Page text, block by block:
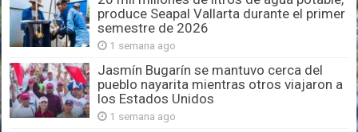
produce Seapal Vallarta durante el primer
semestre de 2026
1 semana ago
Jasmín Bugarín se mantuvo cerca del
pueblo nayarita mientras otros viajaron a
los Estados Unidos
1 semana ago